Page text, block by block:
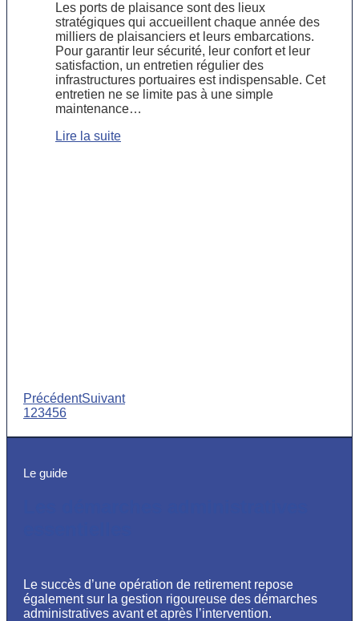
Les ports de plaisance sont des lieux
stratégiques qui accueillent chaque année des
milliers de plaisanciers et leurs embarcations.
Pour garantir leur sécurité, leur confort et leur
satisfaction, un entretien régulier des
infrastructures portuaires est indispensable. Cet
entretien ne se limite pas à une simple
maintenance…
Lire la suite
PrécédentSuivant
123456
Le guide
Le succès d’une opération de retirement repose
également sur la gestion rigoureuse des démarches
administratives avant et après l’intervention.